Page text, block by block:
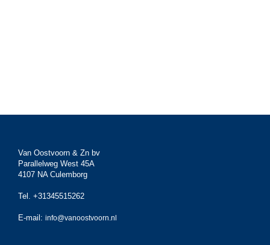
Van Oostvoorn & Zn bv
Parallelweg West 45A
4107 NA Culemborg
Tel. +31345515262
E-mail: info@vanoostvoorn.nl